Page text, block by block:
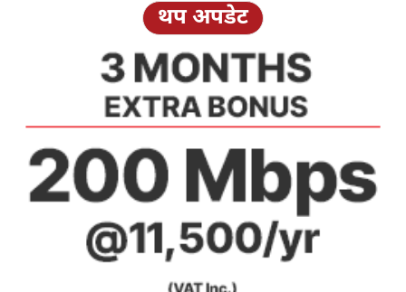
थप अपडेट